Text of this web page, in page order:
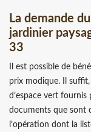
La demande
jardinier
33
Il est possible de
prix modique. Il
d’espace vert fournis
documents que sont
l’opération dont la